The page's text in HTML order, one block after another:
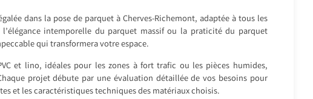
dans la pose de parquet à Cherves-Richemont, adaptée à tous les
intemporelle du parquet massif ou la praticité du parquet
qui transformera votre espace.
et lino, idéales pour les zones à fort trafic ou les pièces humides,
projet débute par une évaluation détaillée de vos besoins pour
et les caractéristiques techniques des matériaux choisis.